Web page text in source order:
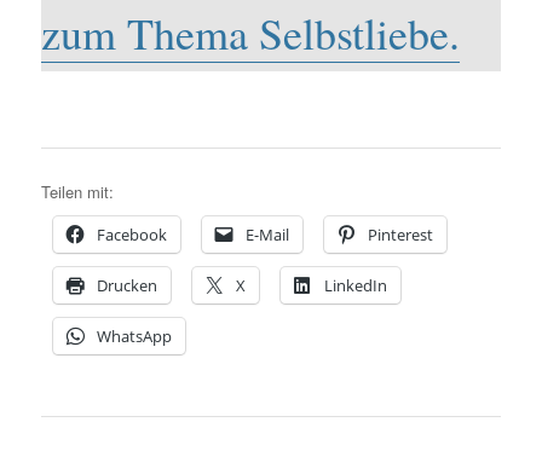
zum Thema Selbstliebe.
Teilen mit:
Facebook E-Mail Pinterest
Drucken X LinkedIn
WhatsApp